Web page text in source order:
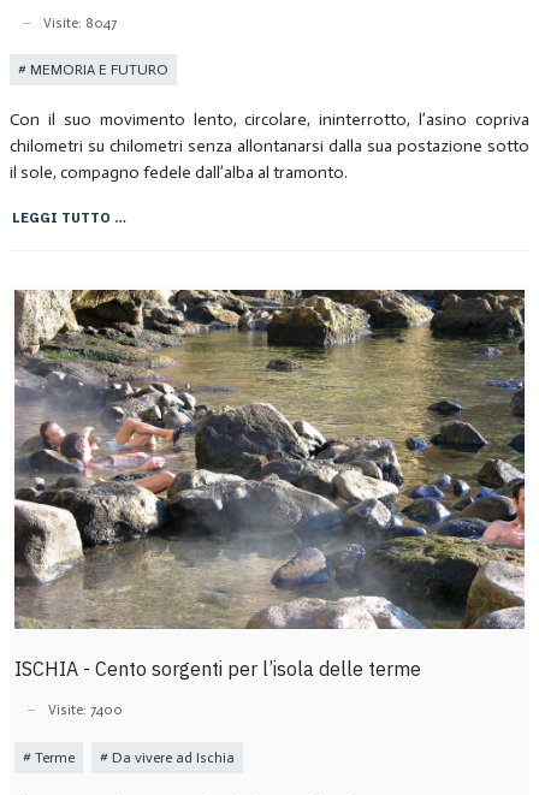
Visite: 8047
MEMORIA E FUTURO
Con il suo movimento lento, circolare, ininterrotto, l’asino copriva
chilometri su chilometri senza allontanarsi dalla sua postazione sotto
il sole, compagno fedele dall’alba al tramonto.
LEGGI TUTTO …
ISCHIA - Cento sorgenti per l’isola delle terme
Visite: 7400
Terme Da vivere ad Ischia